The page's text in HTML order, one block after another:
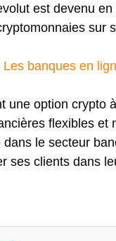
est devenu
sur
Les banques en
une option crypto
flexibles et
dans le secteur
ses clients dans